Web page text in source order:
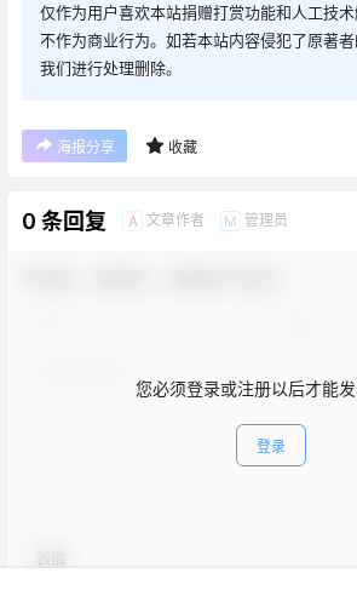
仅作为用户喜欢本站捐赠打赏功能和人工技
不作为商业行为。如若本站内容侵犯了原著
我们进行处理删除。
海报分享 收藏
0 条回复 A 文章作者 M 管理员
您必须登录或注册以后才能
登录
表情